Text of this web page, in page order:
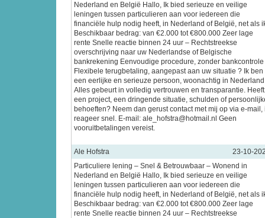
Nederland en België Hallo, Ik bied serieuze en veilige
leningen tussen particulieren aan voor iedereen die
financiële hulp nodig heeft, in Nederland of België, net als
Beschikbaar bedrag: van €2.000 tot €800.000 Zeer lage
rente Snelle reactie binnen 24 uur – Rechtstreekse
overschrijving naar uw Nederlandse of Belgische
bankrekening Eenvoudige procedure, zonder bankcontrole
Flexibele terugbetaling, aangepast aan uw situatie ? Ik ben
een eerlijke en serieuze persoon, woonachtig in
Alles gebeurt in volledig vertrouwen en transparantie.
een project, een dringende situatie, schulden of
behoeften? Neem dan gerust contact met mij op via e-mail,
reageer snel. E-mail: ale_hofstra@hotmail.nl Geen
vooruitbetalingen vereist.
Ale Hofstra
23-10-
Particuliere lening – Snel & Betrouwbaar – Wonend in
Nederland en België Hallo, Ik bied serieuze en veilige
leningen tussen particulieren aan voor iedereen die
financiële hulp nodig heeft, in Nederland of België, net als
Beschikbaar bedrag: van €2.000 tot €800.000 Zeer lage
rente Snelle reactie binnen 24 uur – Rechtstreekse